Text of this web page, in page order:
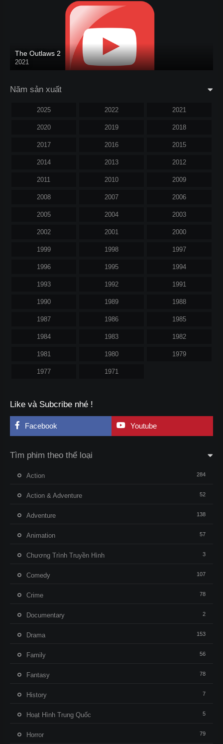
The Outlaws 2
2021
Năm sản xuất
2025 2022 2021
2020 2019 2018
2017 2016 2015
2014 2013 2012
2011 2010 2009
2008 2007 2006
2005 2004 2003
2002 2001 2000
1999 1998 1997
1996 1995 1994
1993 1992 1991
1990 1989 1988
1987 1986 1985
1984 1983 1982
1981 1980 1979
1977 1971
Like và Subcribe nhé !
Facebook Youtube
Tìm phim theo thể loại
Action 284
Action & Adventure 52
Adventure 138
Animation 57
Chương Trình Truyền Hình 3
Comedy 107
Crime 78
Documentary 2
Drama 153
Family 56
Fantasy 78
History 7
Hoạt Hình Trung Quốc 5
Horror 79